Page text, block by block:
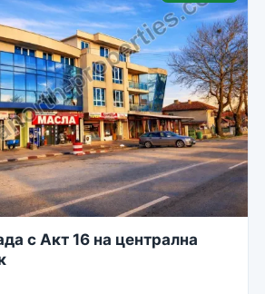
с Акт 16 на централна